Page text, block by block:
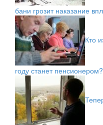
бани грозит наказание
Кто
году станет